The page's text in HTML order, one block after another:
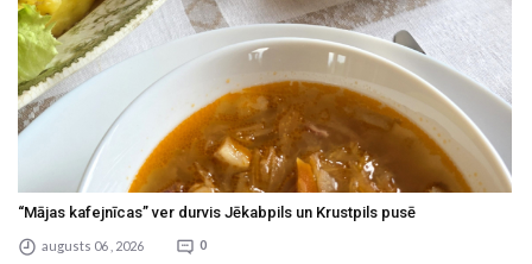
“Mājas kafejnīcas” ver durvis Jēkabpils un Krustpils pusē
augusts 06 , 2026 0